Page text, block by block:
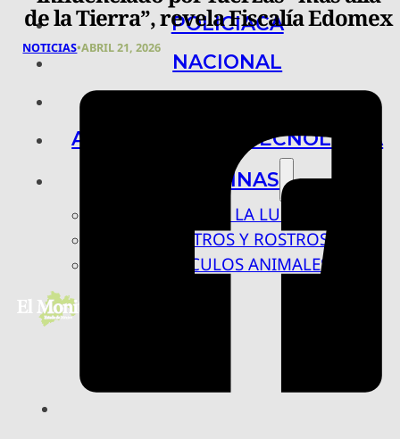
POLICIACA
NACIONAL
ARTE, CIENCIA Y TECNOLOGÍA
COLUMNAS
BAJO LA LUPA
RASTROS Y ROSTROS
VÍNCULOS ANIMALES
de la Tierra”, revela Fiscalía Edomex
NOTICIAS•ABRIL 21, 2026